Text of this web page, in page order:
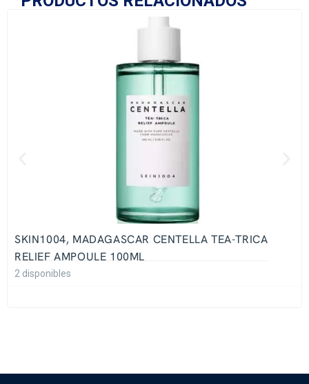
SKIN1004, MADAGASCAR CENTELLA TEA-TRICA
RELIEF AMPOULE 100ML
2 disponibles